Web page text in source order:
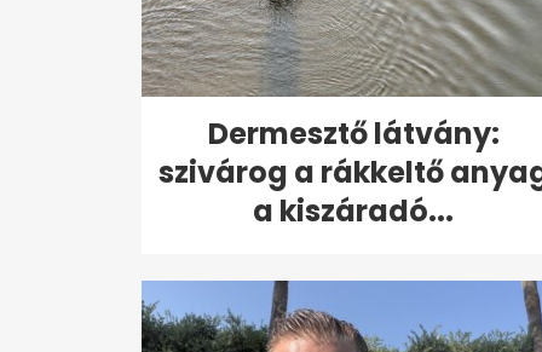
Dermesztő látvány:
szivárog a rákkeltő
a kiszáradó...